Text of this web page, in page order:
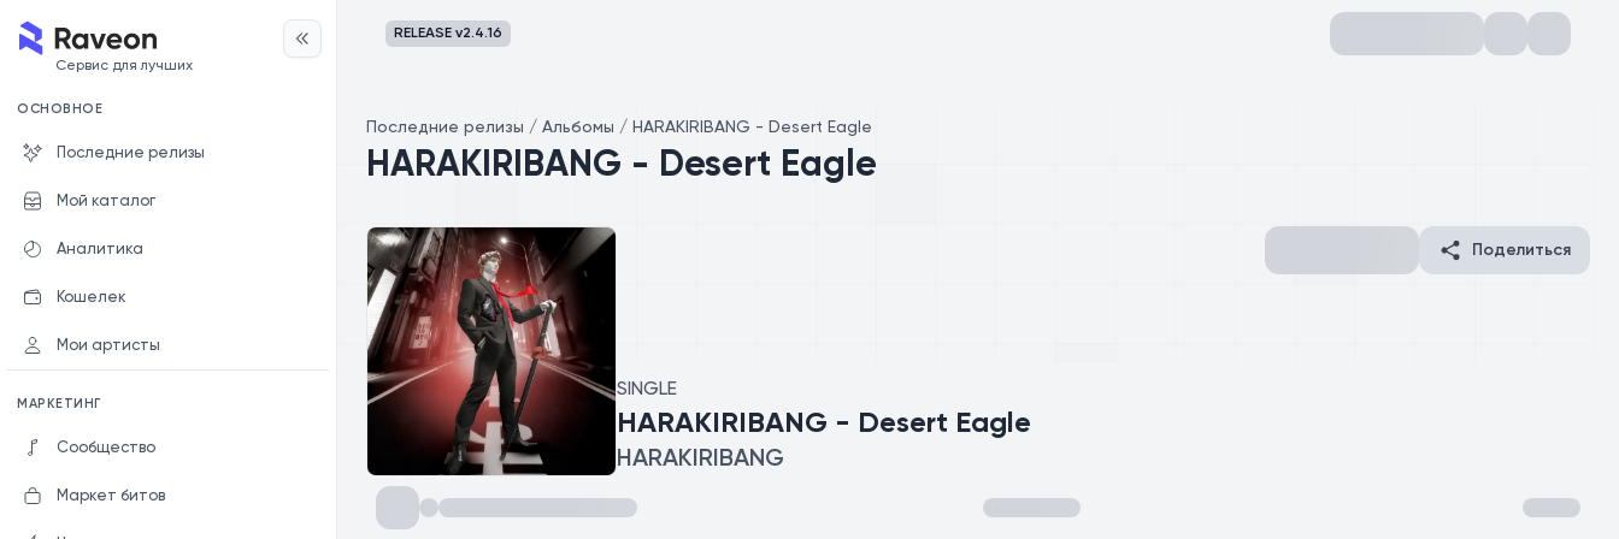
Сервис для лучших
ОСНОВНОЕ
Последние релизы
Мой каталог
Аналитика
Кошелек
Мои артисты
МАРКЕТИНГ
Сообщество
Маркет битов
RELEASE v2.4.16
Последние релизы / Альбомы / HARAKIRIBANG - Desert Eagle
HARAKIRIBANG - Desert Eagle
SINGLE
HARAKIRIBANG - Desert Eagle
HARAKIRIBANG
Поделиться